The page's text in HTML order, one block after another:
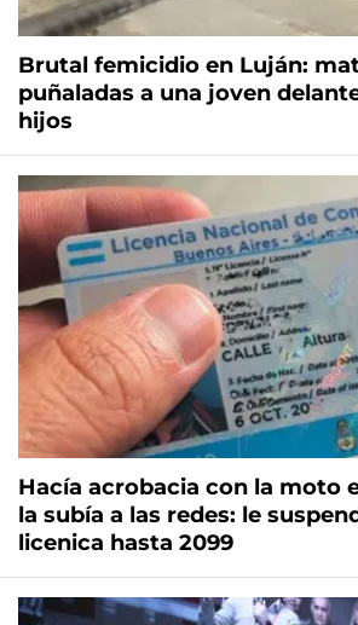
Brutal femicidio en Luján:
puñaladas a una joven
hijos
Hacía acrobacia con la moto
la subía a las redes: le
licenica hasta 2099